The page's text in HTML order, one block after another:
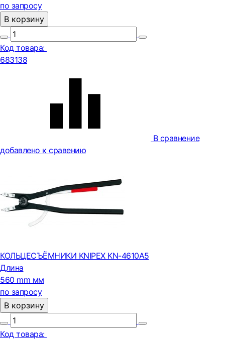
по запросу
В корзину
Код товара:
683138
В сравнение
добавлено к сравению
КОЛЬЦЕСЪЁМНИКИ KNIPEX KN-4610A5
Длина
560 mm мм
по запросу
В корзину
Код товара: